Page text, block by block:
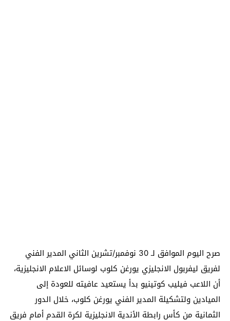
صرح اليوم الموافق لـ 30 نوفمبر/تشرين الثاني المدير الفني
لفريق ليفربول الانجليزي يورغن كلوب لوسائل الاعلام الانجليزية،
أن اللاعب فيليب كوتينيو بدأ يستعيد عافيته للعودة إلى
الميادين ولتشكيلة المدير الفني يورغن كلوب، خلال الدور
الثمانية من كأس رابطة الأندية الانجليزية لكرة القدم أمام فريق